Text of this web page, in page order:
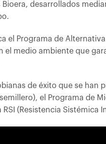
desarrollados
el Programa de
el medio ambiente que
de éxito que se han
el Programa de
(Resistencia Sistémica